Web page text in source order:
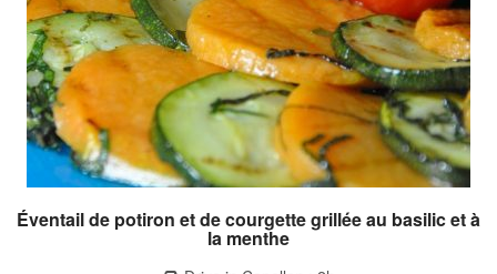
Éventail de potiron et de courgette grillée au basilic et à
la menthe